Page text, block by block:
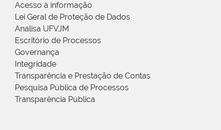
Acesso à informação
Lei Geral de Proteção de Dados
Analisa UFVJM
Escritório de Processos
Governança
Integridade
Transparência e Prestação de Contas
Pesquisa Pública de Processos
Transparência Pública